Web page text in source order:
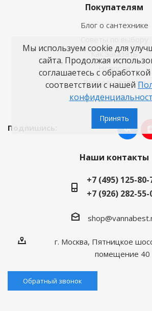
Покупателям
Блог о сантехнике
Как заказать
Новости
Вопросы-ответы
Бренды
Подпишись:
Наши контакты
+7 (495) 125-80-
+7 (926) 282-55-
г. Москва, Пятницкое
помещение 40
Обратный звонок
Мы используем cookie для
сайта. Продолжая
соглашаетесь с
соответствии с нашей
Принять